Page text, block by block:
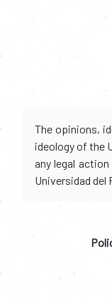
The opinions,
ideology of the
any legal
Universidad del